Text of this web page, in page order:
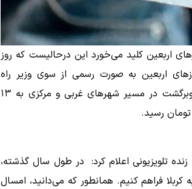
اربعین کلید می‌خورد این درحالیست که روز
اربعین به صورت رسمی از سوی وزیر راه
وشهرسازی اعلام شد و در نهایت قیمت بلیت پروازهای رفت وبرگشت در مسیر شهرهای غربی و مرکزی به ۱۳
تلویزیونی اعلام کرد: در طول سال گذشته،
فراهم کنیم. همانطور که می‌دانید، امسال